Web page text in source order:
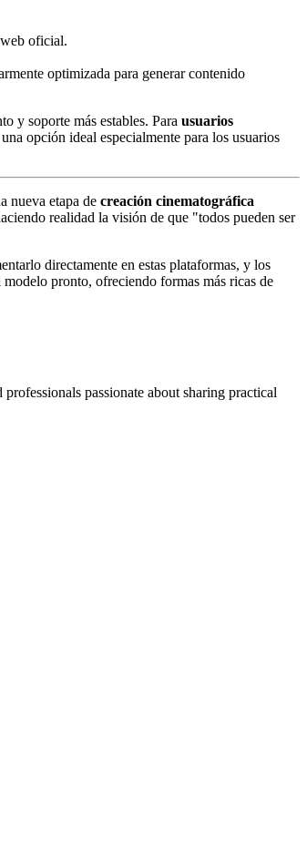
oficial.
optimizada para generar contenido
y soporte más estables. Para usuarios
opción ideal especialmente para los usuarios
nueva etapa de creación cinematográfica
realidad la visión de que "todos pueden ser
directamente en estas plataformas, y los
pronto, ofreciendo formas más ricas de
passionate about sharing practical